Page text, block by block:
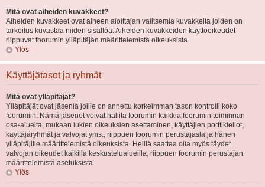
Mitä ovat aiheiden kuvakkeet?
Aiheiden kuvakkeet ovat aiheen aloittajan valitsemia kuvakkeita joiden on
tarkoitus kuvastaa niiden sisältöä. Aiheiden kuvakkeiden käyttöoikeudet
riippuvat foorumin ylläpitäjän määrittelemistä oikeuksista.
Ylös
Käyttäjätasot ja ryhmät
Mitä ovat ylläpitäjät?
Ylläpitäjät ovat jäseniä joille on annettu korkeimman tason kontrolli koko
foorumiin. Nämä jäsenet voivat hallita foorumin kaikkia foorumin toiminnan
osa-alueita, mukaan lukien oikeuksien asettaminen, käyttäjien porttikiellot,
käyttäjäryhmät ja valvojat yms., riippuen foorumin perustajasta ja hänen
ylläpitäjille määrittelemistä oikeuksista. Heillä saattaa olla myös täydet
valvojan oikeudet kaikilla keskustelualueilla, riippuen foorumin perustajan
määrittelemistä asetuksista.
Ylös